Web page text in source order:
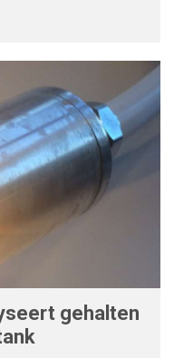
gehalten